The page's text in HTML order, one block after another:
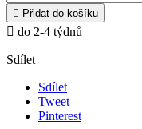
 Přidat do košíku
 do 2-4 týdnů
Sdílet
Sdílet
Tweet
Pinterest